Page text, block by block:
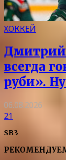
ХОККЕЙ
всегда
руби».
06.08.2026
21
SB3